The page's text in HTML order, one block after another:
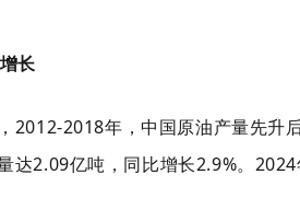
长
2012-2018年，中国原油产量先升
达2.09亿吨，同比增长2.9%。